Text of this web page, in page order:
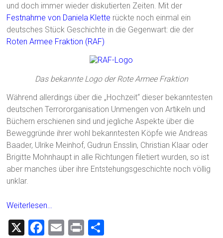
und doch immer wieder diskutierten Zeiten. Mit der
Festnahme von Daniela Klette rückte noch einmal ein
deutsches Stück Geschichte in die Gegenwart: die der
Roten Armee Fraktion (RAF)
Das bekannte Logo der Rote Armee Fraktion
Während allerdings über die „Hochzeit“ dieser bekanntesten
deutschen Terrororganisation Unmengen von Artikeln und
Büchern erschienen sind und jegliche Aspekte über die
Beweggründe ihrer wohl bekanntesten Köpfe wie Andreas
Baader, Ulrike Meinhof, Gudrun Ensslin, Christian Klaar oder
Brigitte Mohnhaupt in alle Richtungen filetiert wurden, so ist
aber manches über ihre Entstehungsgeschichte noch völlig
unklar.
Weiterlesen…
X
F
E
Pr